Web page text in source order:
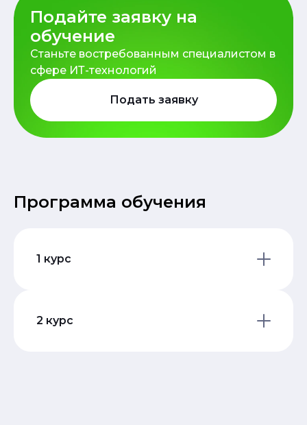
Подайте заявку на
обучение
Станьте востребованным специалистом в
сфере ИТ-технологий
Подать заявку
Программа обучения
1 курс
Проектный менеджмент
2 курс